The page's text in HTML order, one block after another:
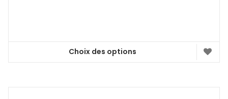
Choix des options
Ce